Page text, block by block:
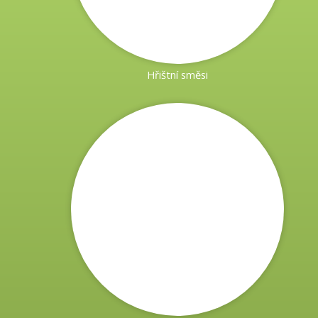
slunečním zářením nebo mají horší závlahové podmínky.
Vhodná do zahrad i ovocných sadů.
Dobře přečkává letní přísušky.
Nabízíme 5 druhů lučních směsí!
Kvetoucí louka
Kvetoucí louka z Rožnova - ideální prostředí
pro včely, čmeláky, motýly a ostatní hmyz.
Pastevní směsi
V naší nabídce najdete čtyři druhy pastevních směsí:
Hřištní směsi